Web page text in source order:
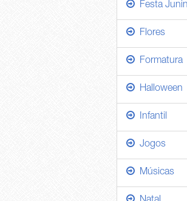
Festa
Flores
Formatura
Halloween
Infantil
Jogos
Músicas